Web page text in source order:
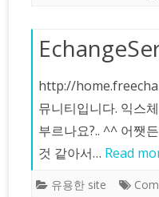
http://
뮤니티입니다. 익스
부르나요?.. ^^ 어쨋
것 같아서… Read
유용한 site